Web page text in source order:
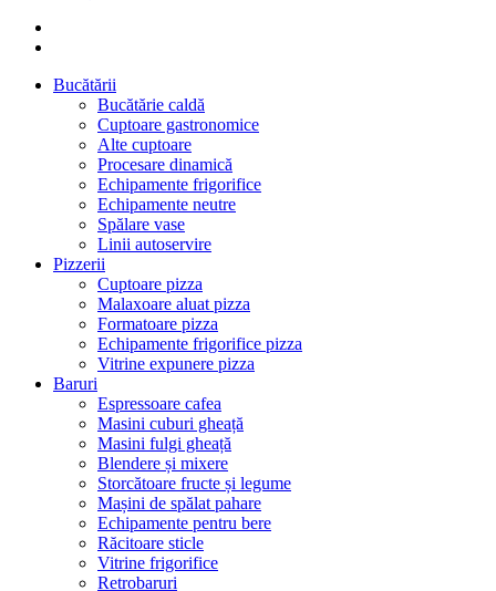
Bucătării
Bucătărie caldă
Cuptoare gastronomice
Alte cuptoare
Procesare dinamică
Echipamente frigorifice
Echipamente neutre
Spălare vase
Linii autoservire
Pizzerii
Cuptoare pizza
Malaxoare aluat pizza
Formatoare pizza
Echipamente frigorifice pizza
Vitrine expunere pizza
Baruri
Espressoare cafea
Masini cuburi gheață
Masini fulgi gheață
Blendere și mixere
Storcătoare fructe și legume
Mașini de spălat pahare
Echipamente pentru bere
Răcitoare sticle
Vitrine frigorifice
Retrobaruri